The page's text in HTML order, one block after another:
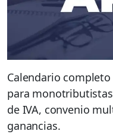
Calendario
para
de IVA, convenio
ganancias.